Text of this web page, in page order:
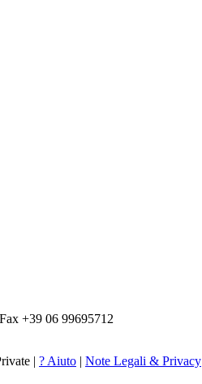
Fax +39 06 99695712
| ? Aiuto | Note Legali & Privacy